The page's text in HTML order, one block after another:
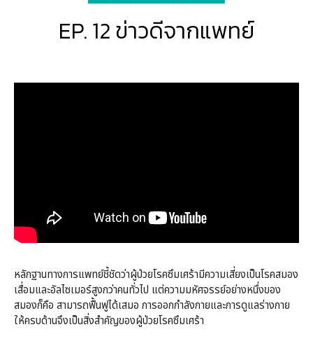
EP. 12 ข่าวดีจากแพทย์
หลักฐานทางการแพทย์ชี้ชัดว่าผู้ป่วยโรคซึมเศร้ามีความเสี่ยงเป็นโรคสมอง
เสื่อมและอัลไซเมอร์สูงกว่าคนทั่วไป แต่ความมหัศจรรย์อย่างหนึ่งของ
สมองก็คือ สามารถฟื้นฟูได้เสมอ การออกกำลังกายและการดูแลร่างกาย
ให้ครบด้านจึงเป็นสิ่งสำคัญของผู้ป่วยโรคซึมเศร้า